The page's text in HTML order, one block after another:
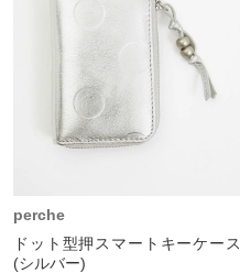
perche
ドット型押スマートキーケース
(シルバー)